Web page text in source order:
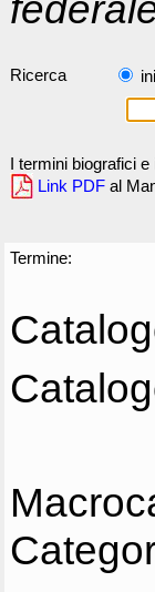
Ricerca
I termini biografici
Link PDF al
Termine: